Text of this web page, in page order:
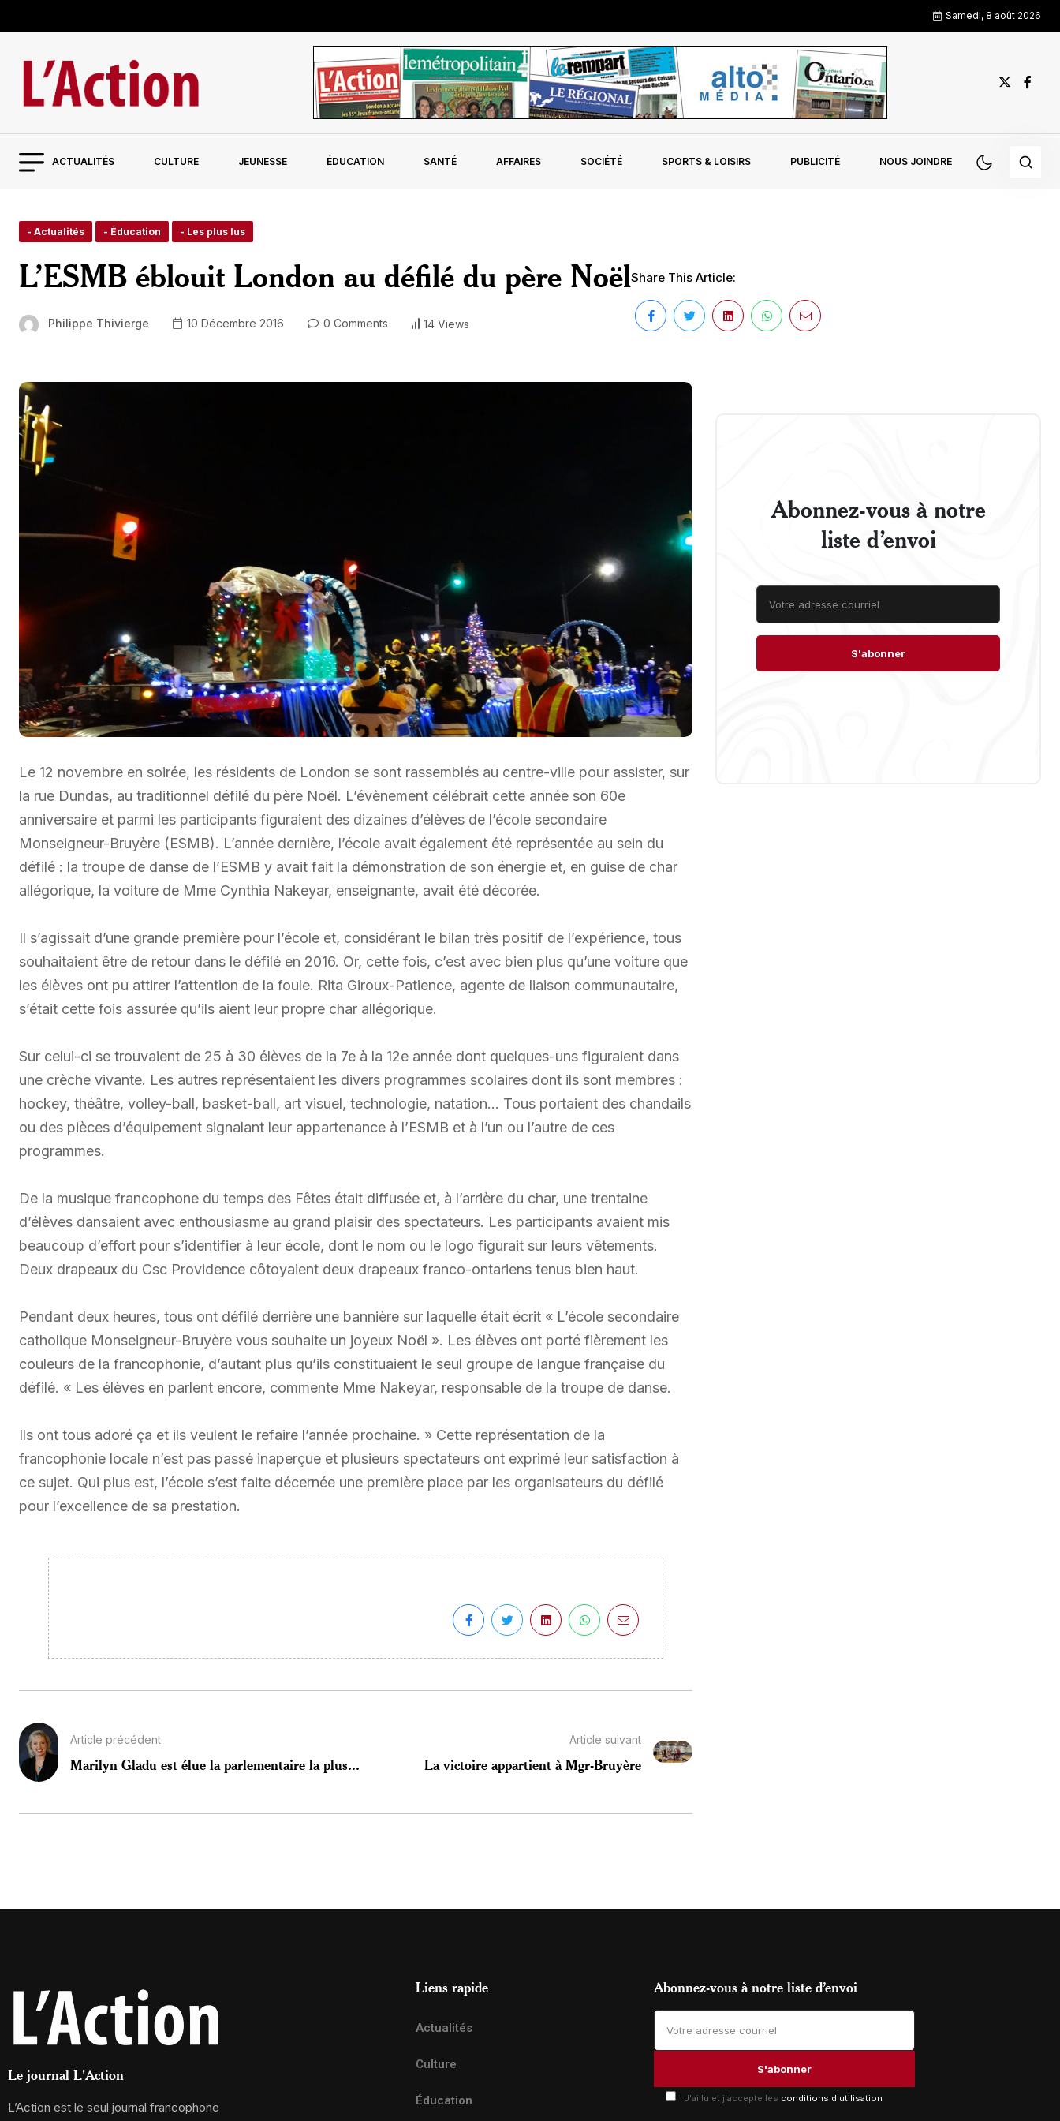
Samedi, 8 août 2026
ACTUALITÉS CULTURE JEUNESSE ÉDUCATION SANTÉ AFFAIRES SOCIÉTÉ SPORTS & LOISIRS PUBLICITÉ NOUS JOINDRE
- Actualités - Éducation - Les plus lus
L’ESMB éblouit London au défilé du père Noël
Philippe Thivierge 10 Décembre 2016 0 Comments 14 Views
Share This Article:
Le 12 novembre en soirée, les résidents de London se sont rassemblés au centre-ville pour assister, sur
la rue Dundas, au traditionnel défilé du père Noël. L’évènement célébrait cette année son 60e
anniversaire et parmi les participants figuraient des dizaines d’élèves de l’école secondaire
Monseigneur-Bruyère (ESMB). L’année dernière, l’école avait également été représentée au sein du
défilé : la troupe de danse de l’ESMB y avait fait la démonstration de son énergie et, en guise de char
allégorique, la voiture de Mme Cynthia Nakeyar, enseignante, avait été décorée.
Il s’agissait d’une grande première pour l’école et, considérant le bilan très positif de l’expérience, tous
souhaitaient être de retour dans le défilé en 2016. Or, cette fois, c’est avec bien plus qu’une voiture que
les élèves ont pu attirer l’attention de la foule. Rita Giroux-Patience, agente de liaison communautaire,
s’était cette fois assurée qu’ils aient leur propre char allégorique.
Sur celui-ci se trouvaient de 25 à 30 élèves de la 7e à la 12e année dont quelques-uns figuraient dans
une crèche vivante. Les autres représentaient les divers programmes scolaires dont ils sont membres :
hockey, théâtre, volley-ball, basket-ball, art visuel, technologie, natation… Tous portaient des chandails
ou des pièces d’équipement signalant leur appartenance à l’ESMB et à l’un ou l’autre de ces
programmes.
De la musique francophone du temps des Fêtes était diffusée et, à l’arrière du char, une trentaine
d’élèves dansaient avec enthousiasme au grand plaisir des spectateurs. Les participants avaient mis
beaucoup d’effort pour s’identifier à leur école, dont le nom ou le logo figurait sur leurs vêtements.
Deux drapeaux du Csc Providence côtoyaient deux drapeaux franco-ontariens tenus bien haut.
Pendant deux heures, tous ont défilé derrière une bannière sur laquelle était écrit « L’école secondaire
catholique Monseigneur-Bruyère vous souhaite un joyeux Noël ». Les élèves ont porté fièrement les
couleurs de la francophonie, d’autant plus qu’ils constituaient le seul groupe de langue française du
défilé. « Les élèves en parlent encore, commente Mme Nakeyar, responsable de la troupe de danse.
Ils ont tous adoré ça et ils veulent le refaire l’année prochaine. » Cette représentation de la
francophonie locale n’est pas passé inaperçue et plusieurs spectateurs ont exprimé leur satisfaction à
ce sujet. Qui plus est, l’école s’est faite décernée une première place par les organisateurs du défilé
pour l’excellence de sa prestation.
Article précédent
Marilyn Gladu est élue la parlementaire la plus...
Article suivant
La victoire appartient à Mgr-Bruyère
Abonnez-vous à notre
liste d’envoi
Le journal L'Action
L’Action est le seul journal francophone
Liens rapide
Actualités
Culture
Éducation
Abonnez-vous à notre liste d’envoi
J'ai lu et j'accepte les conditions d'utilisation